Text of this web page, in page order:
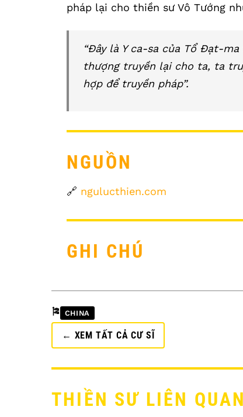
pháp lại cho thiền sư Vô Tướng
“Đây là Y ca-sa của Tổ Đạt-
thượng truyền lại cho ta, ta
hợp để truyền pháp”.
NGUỒN
🔗 ngulucthien.com
GHI CHÚ
🎏 CHINA
← XEM TẤT CẢ CƯ SĨ
THIỀN SƯ LIÊN QUAN